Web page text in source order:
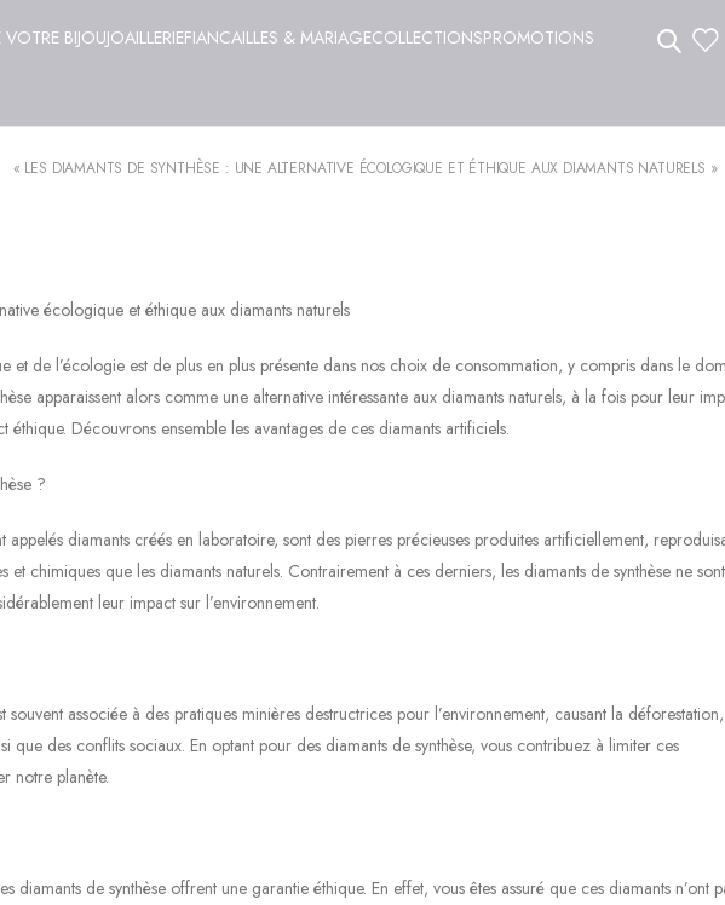
VOTRE BIJOUJOAILLERIEFIANCAILLES & MARIAGECOLLECTIONSPROMOTIONS
« LES DIAMANTS DE SYNTHÈSE : UNE ALTERNATIVE ÉCOLOGIQUE ET ÉTHIQUE AUX DIAMANTS NATURELS »
écologique et éthique aux diamants naturels
et de l’écologie est de plus en plus présente dans nos choix de consommation, y compris dans le
apparaissent alors comme une alternative intéressante aux diamants naturels, à la fois pour leur
éthique. Découvrons ensemble les avantages de ces diamants artificiels.
?
appelés diamants créés en laboratoire, sont des pierres précieuses produites artificiellement,
et chimiques que les diamants naturels. Contrairement à ces derniers, les diamants de synthèse ne
leur impact sur l’environnement.
souvent associée à des pratiques minières destructrices pour l’environnement, causant la
que des conflits sociaux. En optant pour des diamants de synthèse, vous contribuez à limiter ces
notre planète.
diamants de synthèse offrent une garantie éthique. En effet, vous êtes assuré que ces diamants n’ont